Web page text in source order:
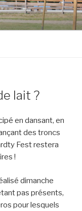
lait ?
en dansant, en
des troncs
Fest restera
!
dimanche
pas présents,
pour lesquels